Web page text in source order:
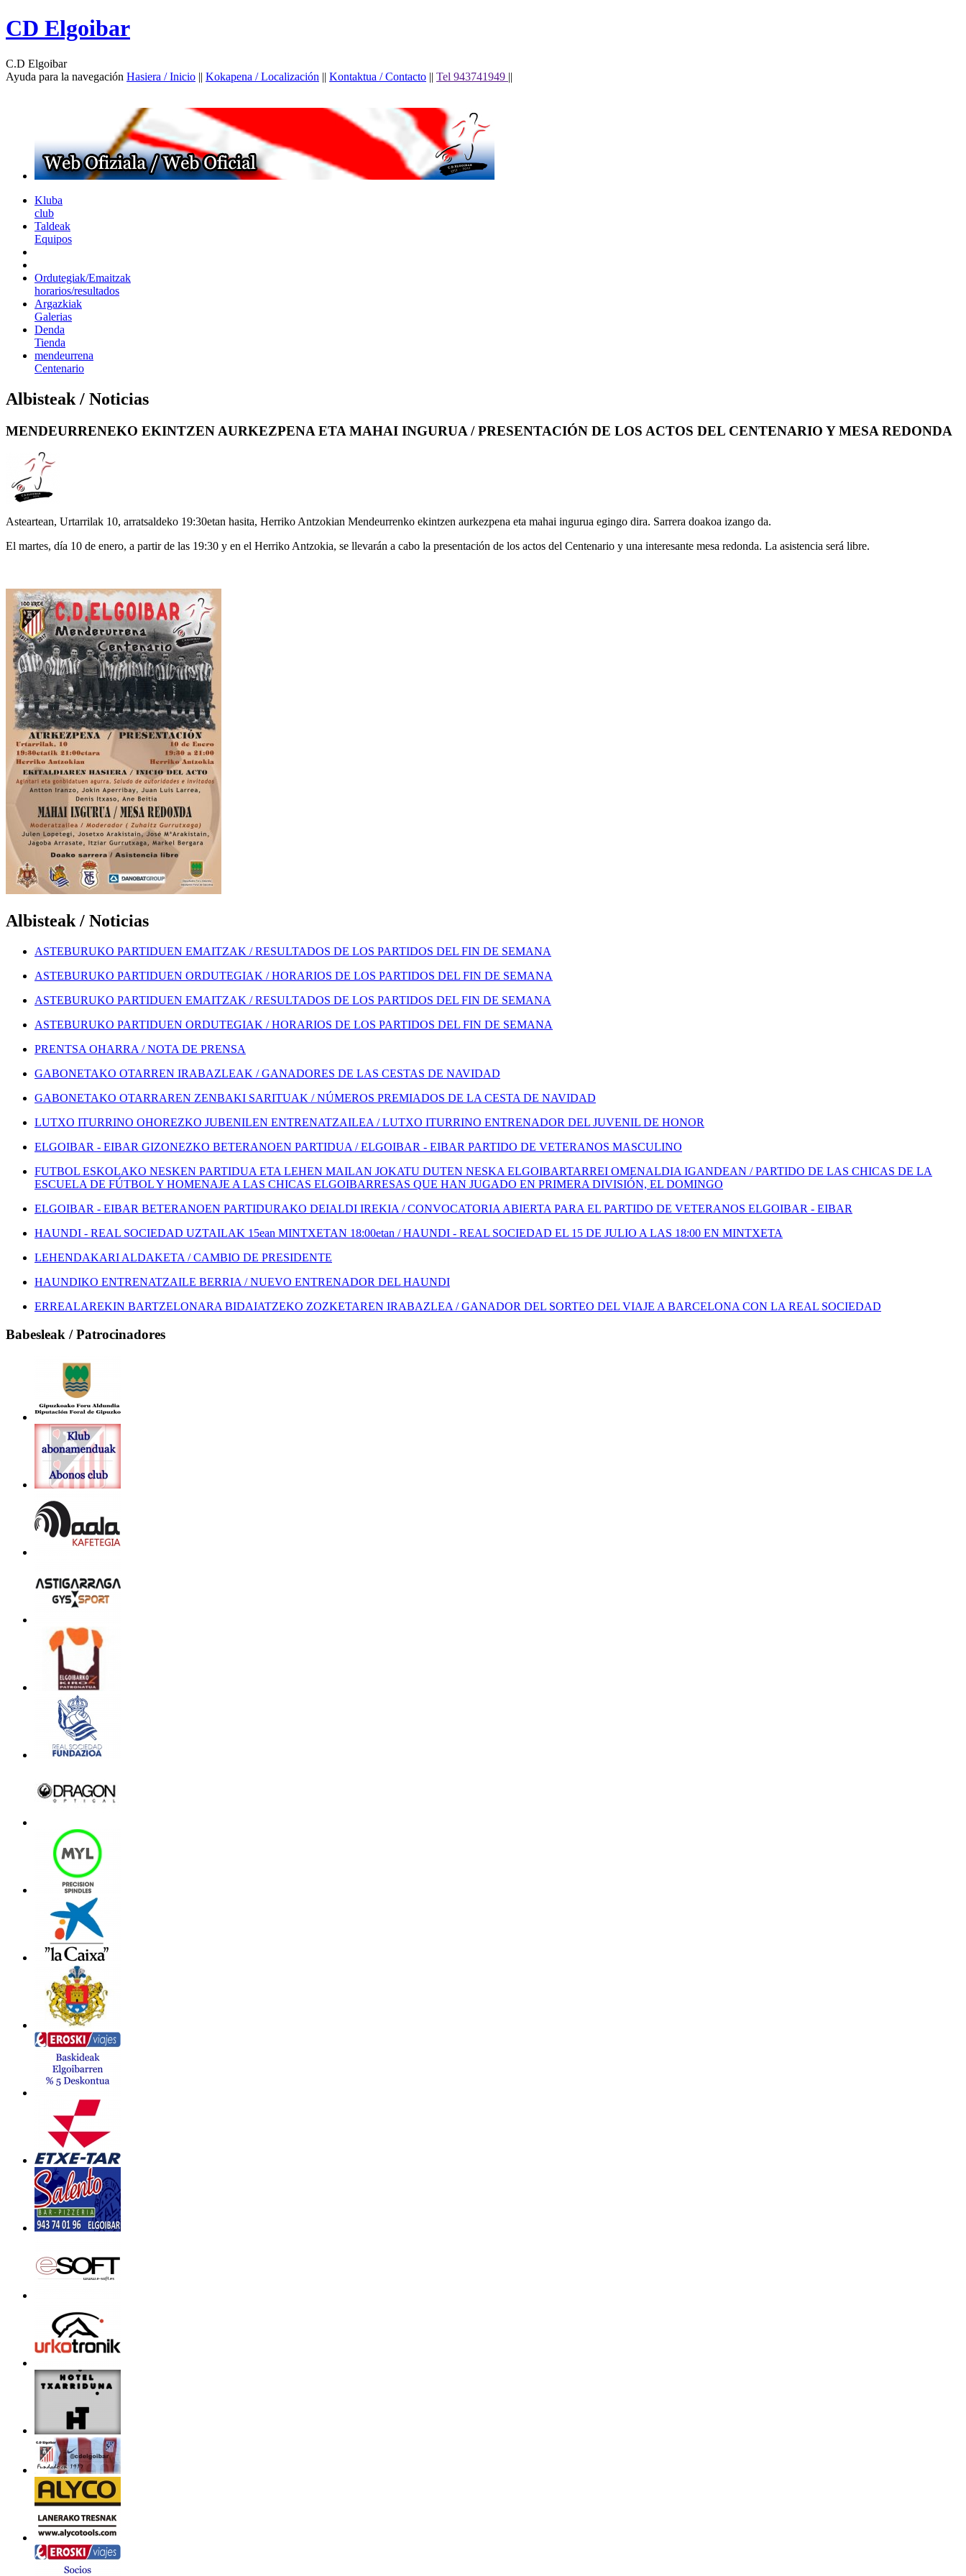
CD Elgoibar
C.D Elgoibar
Ayuda para la navegación Hasiera / Inicio || Kokapena / Localización || Kontaktua / Contacto || Tel 943741949 ||
Kluba
club
Taldeak
Equipos
Ordutegiak/Emaitzak
horarios/resultados
Argazkiak
Galerias
Denda
Tienda
mendeurrena
Centenario
Albisteak / Noticias
MENDEURRENEKO EKINTZEN AURKEZPENA ETA MAHAI INGURUA / PRESENTACIÓN DE LOS ACTOS DEL CENTENARIO Y MESA REDONDA
Asteartean, Urtarrilak 10, arratsaldeko 19:30etan hasita, Herriko Antzokian Mendeurrenko ekintzen aurkezpena eta mahai ingurua egingo dira. Sarrera doakoa izango da.
El martes, día 10 de enero, a partir de las 19:30 y en el Herriko Antzokia, se llevarán a cabo la presentación de los actos del Centenario y una interesante mesa redonda. La asistencia será libre.
Albisteak / Noticias
ASTEBURUKO PARTIDUEN EMAITZAK / RESULTADOS DE LOS PARTIDOS DEL FIN DE SEMANA
ASTEBURUKO PARTIDUEN ORDUTEGIAK / HORARIOS DE LOS PARTIDOS DEL FIN DE SEMANA
ASTEBURUKO PARTIDUEN EMAITZAK / RESULTADOS DE LOS PARTIDOS DEL FIN DE SEMANA
ASTEBURUKO PARTIDUEN ORDUTEGIAK / HORARIOS DE LOS PARTIDOS DEL FIN DE SEMANA
PRENTSA OHARRA / NOTA DE PRENSA
GABONETAKO OTARREN IRABAZLEAK / GANADORES DE LAS CESTAS DE NAVIDAD
GABONETAKO OTARRAREN ZENBAKI SARITUAK / NÚMEROS PREMIADOS DE LA CESTA DE NAVIDAD
LUTXO ITURRINO OHOREZKO JUBENILEN ENTRENATZAILEA / LUTXO ITURRINO ENTRENADOR DEL JUVENIL DE HONOR
ELGOIBAR - EIBAR GIZONEZKO BETERANOEN PARTIDUA / ELGOIBAR - EIBAR PARTIDO DE VETERANOS MASCULINO
FUTBOL ESKOLAKO NESKEN PARTIDUA ETA LEHEN MAILAN JOKATU DUTEN NESKA ELGOIBARTARREI OMENALDIA IGANDEAN / PARTIDO DE LAS CHICAS DE LA
ESCUELA DE FÚTBOL Y HOMENAJE A LAS CHICAS ELGOIBARRESAS QUE HAN JUGADO EN PRIMERA DIVISIÓN, EL DOMINGO
ELGOIBAR - EIBAR BETERANOEN PARTIDURAKO DEIALDI IREKIA / CONVOCATORIA ABIERTA PARA EL PARTIDO DE VETERANOS ELGOIBAR - EIBAR
HAUNDI - REAL SOCIEDAD UZTAILAK 15ean MINTXETAN 18:00etan / HAUNDI - REAL SOCIEDAD EL 15 DE JULIO A LAS 18:00 EN MINTXETA
LEHENDAKARI ALDAKETA / CAMBIO DE PRESIDENTE
HAUNDIKO ENTRENATZAILE BERRIA / NUEVO ENTRENADOR DEL HAUNDI
ERREALAREKIN BARTZELONARA BIDAIATZEKO ZOZKETAREN IRABAZLEA / GANADOR DEL SORTEO DEL VIAJE A BARCELONA CON LA REAL SOCIEDAD
Babesleak / Patrocinadores